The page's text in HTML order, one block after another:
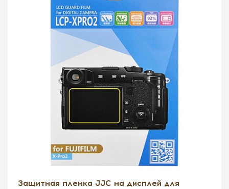
Защитная пленка JJC на дисплей для